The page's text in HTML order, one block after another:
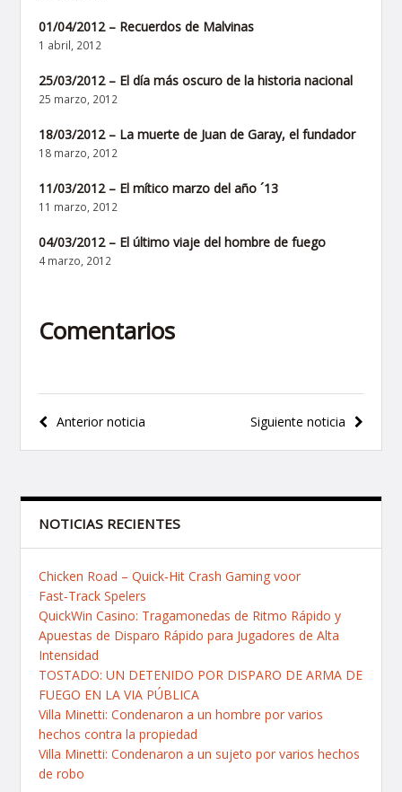
01/04/2012 – Recuerdos de Malvinas
1 abril, 2012
25/03/2012 – El día más oscuro de la historia nacional
25 marzo, 2012
18/03/2012 – La muerte de Juan de Garay, el fundador
18 marzo, 2012
11/03/2012 – El mítico marzo del año ´13
11 marzo, 2012
04/03/2012 – El último viaje del hombre de fuego
4 marzo, 2012
Comentarios
Navegación
de
Siguiente noticia
Anterior noticia
NOTICIAS RECIENTES
Chicken Road – Quick‑Hit Crash Gaming voor
Fast‑Track Spelers
QuickWin Casino: Tragamonedas de Ritmo Rápido y
Apuestas de Disparo Rápido para Jugadores de Alta
Intensidad
TOSTADO: UN DETENIDO POR DISPARO DE ARMA DE
FUEGO EN LA VIA PÚBLICA
Villa Minetti: Condenaron a un hombre por varios
hechos contra la propiedad
Villa Minetti: Condenaron a un sujeto por varios hechos
de robo